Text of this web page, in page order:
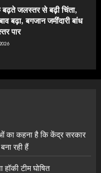
बढ़ते जलस्तर से बढ़ी चिंता,
बढ़ा, बगजान जमींदारी बांध
पार
का कहना है कि केंद्र सरकार
रही हैं
टीम घोषित